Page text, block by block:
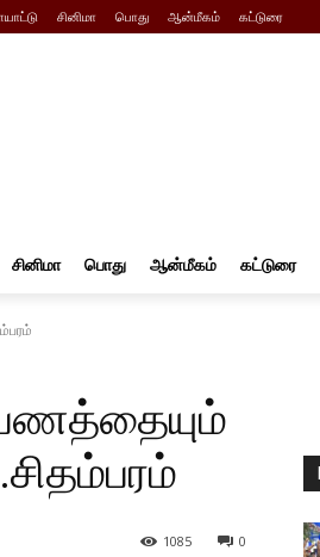
சினிமா பொது ஆன்மீகம் கட்டுரை
சினிமா பொது ஆன்மீகம் கட்டுரை
0
1085